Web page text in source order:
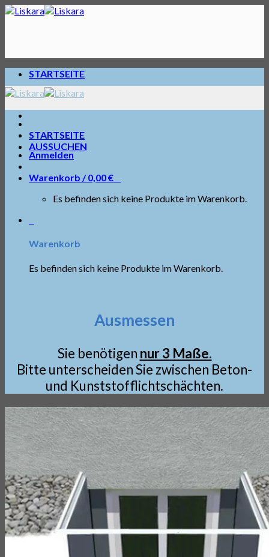
Skip
STARTSEITE
STARTSEITE
AUSSUCHEN
Anmelden
Warenkorb /0,00€
Es befinden sich keine Produkte im Warenkorb.
Warenkorb
Es befinden sich keine Produkte im Warenkorb.
Ausmessen
Sie benötigen nur 3 Maße.
Bitte unterscheiden Sie zwischen Beton-
und Kunststofflichtschächten.